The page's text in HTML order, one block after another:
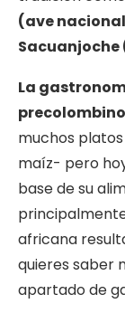
(ave
La
muchos
maíz- pero
base de su
africana
quieres saber
apartado de